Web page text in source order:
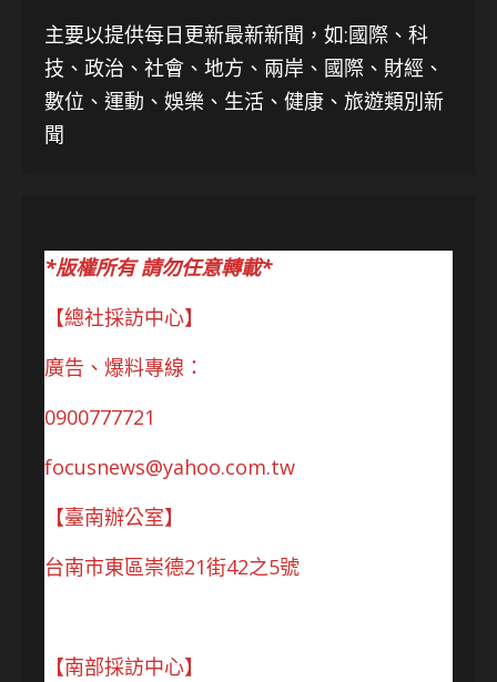
主要以提供每日更新最新新聞 ，如:國際、科
技、 政治、社會、地方、兩岸、國際、財經、
數位、運動、娛樂、生活、健康、旅遊類別新
聞
*版權所有 請勿任意轉載*
【總社採訪中心】
廣告、爆料專線：
0900777721
focusnews@yahoo.com.tw
【臺南辦公室】
台南市東區崇德21街42之5號
【南部採訪中心】